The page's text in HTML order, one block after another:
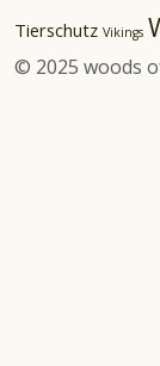
Tierschutz Vikings
© 2025 woods